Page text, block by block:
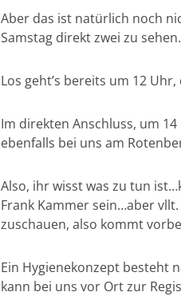
Aber das ist natürlich noch
Samstag direkt zwei zu sehen.
Los geht’s bereits um 12
Im direkten Anschluss, um
ebenfalls bei uns am
Also, ihr wisst was zu tun
Frank Kammer sein…aber
zuschauen, also kommt
Ein Hygienekonzept besteht
kann bei uns vor Ort zur